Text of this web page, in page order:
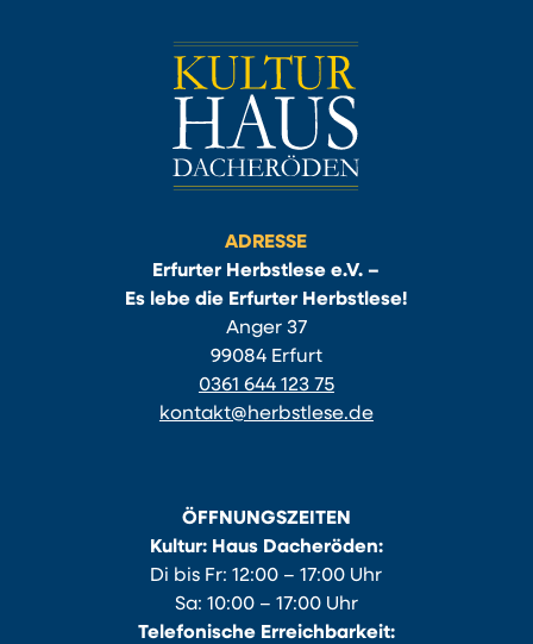
ADRESSE
Erfurter Herbstlese e.V. –
Es lebe die Erfurter Herbstlese!
Anger 37
99084 Erfurt
0361 644 123 75
kontakt@herbstlese.de
ÖFFNUNGSZEITEN
Kultur: Haus Dacheröden:
Di bis Fr: 12:00 – 17:00 Uhr
Sa: 10:00 – 17:00 Uhr
Telefonische Erreichbarkeit: